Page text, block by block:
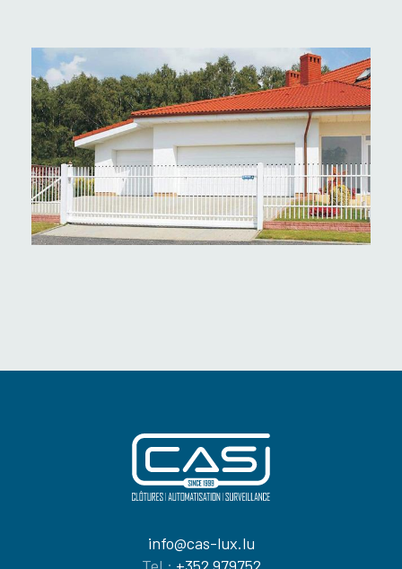
info@cas-lux.lu